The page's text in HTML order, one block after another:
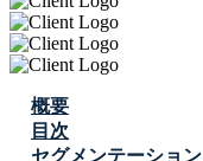
概要
目次
セグメンテーション